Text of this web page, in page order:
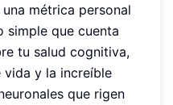
métrica personal
simple que cuenta
tu salud cognitiva,
y la increíble
que rigen